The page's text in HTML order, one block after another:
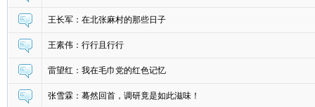
王长军：在北张麻村的那些日子
王素伟：行行且行行
雷望红：我在毛巾党的红色记忆
张雪霖：蓦然回首，调研竟是如此滋味！